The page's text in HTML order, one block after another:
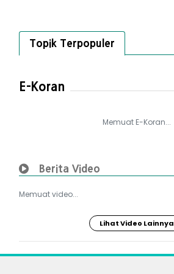
Topik Terpopuler
E-Koran
Memuat E-Koran...
Berita Video
Memuat video...
Lihat Video Lainnya